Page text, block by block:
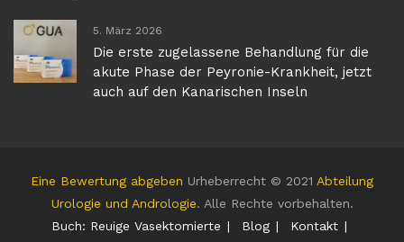
5. März 2026
Die erste zugelassene Behandlung für die
akute Phase der Peyronie-Krankheit, jetzt
auch auf den Kanarischen Inseln
Eine Bewertung abgeben Urheberrecht © 2021 Abteilung
Urologie und Andrologie. Alle Rechte vorbehalten.
Buch: Reuige Vasektomierte
Blog
Kontakt